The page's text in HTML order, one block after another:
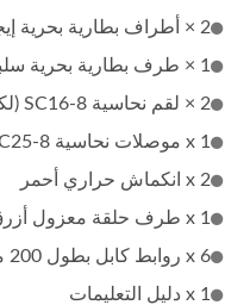
2 × أطراف بطارية بحرية إيجابية
1 × طرف بطارية بحرية سلبية
2 × لقم نحاسية SC16-8 (لكابل الأحمر)
1 x موصلات نحاسية SC25-8 (لكابل أسود)
2 x انكماش حراري أحمر
1 x طرف حلقة معزول أزرق
6 x روابط كابل بطول 200 مم
1 x دليل التعليمات